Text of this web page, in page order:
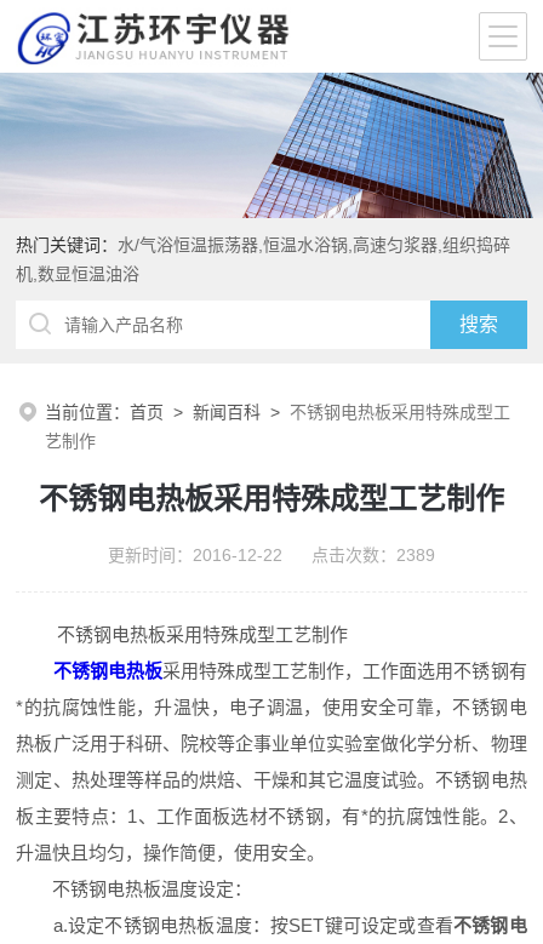
热门关键词： 水/气浴恒温振荡器,恒温水浴锅,高速匀浆器,组织捣碎
机,数显恒温油浴
当前位置：首页 >新闻百科 > 不锈钢电热板采用特殊成型工
艺制作
不锈钢电热板采用特殊成型工艺制作
更新时间：2016-12-22 点击次数：2389
不锈钢电热板采用特殊成型工艺制作
不锈钢电热板采用特殊成型工艺制作，工作面选用不锈钢有
*的抗腐蚀性能，升温快，电子调温，使用安全可靠，不锈钢电
热板广泛用于科研、院校等企事业单位实验室做化学分析、物理
测定、热处理等样品的烘焙、干燥和其它温度试验。不锈钢电热
板主要特点：1、工作面板选材不锈钢，有*的抗腐蚀性能。2、
升温快且均匀，操作简便，使用安全。
不锈钢电热板温度设定：
a.设定不锈钢电热板温度：按SET键可设定或查看不锈钢电